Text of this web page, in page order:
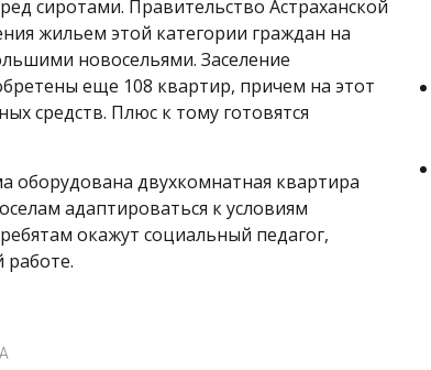
сиротами. Правительство Астраханской
жильем этой категории граждан на
новосельями. Заселение
еще 108 квартир, причем на этот
средств. Плюс к тому готовятся
оборудована двухкомнатная квартира
адаптироваться к условиям
окажут социальный педагог,
работе.